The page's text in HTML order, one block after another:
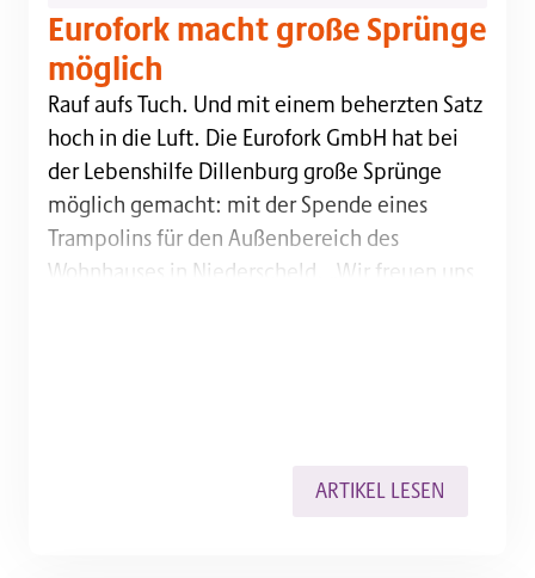
Eurofork macht große Sprünge
möglich
Rauf aufs Tuch. Und mit einem beherzten Satz
Rauf aufs Tuch. Und mit einem beherzten Satz
hoch in die Luft. Die Eurofork GmbH hat bei
der Lebenshilfe Dillenburg große Sprünge
möglich gemacht: mit der Spende eines
Trampolins für den Außenbereich des
Wohnhauses in Niederscheld. „Wir freuen uns
ARTIKEL LESEN